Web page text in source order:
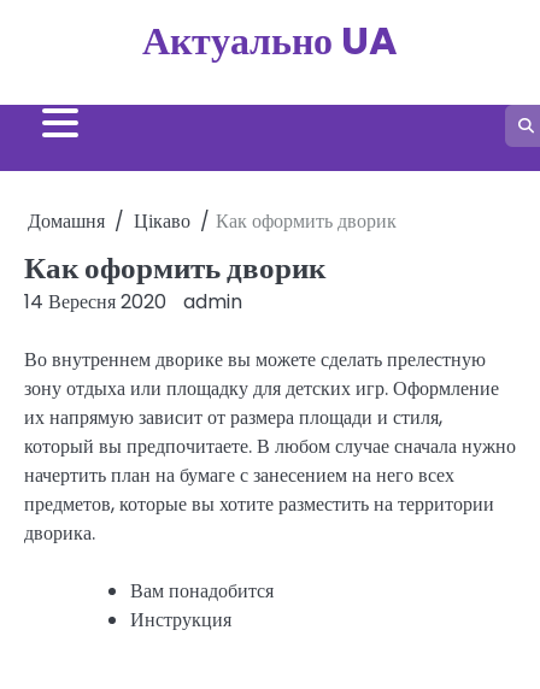
Актуально UA
Домашня Цікаво Как оформить дворик
Как оформить дворик
14 Вересня 2020 admin
Во внутреннем дворике вы можете сделать прелестную
зону отдыха или площадку для детских игр. Оформление
их напрямую зависит от размера площади и стиля,
который вы предпочитаете. В любом случае сначала нужно
начертить план на бумаге с занесением на него всех
предметов, которые вы хотите разместить на территории
дворика.
Вам понадобится
Инструкция